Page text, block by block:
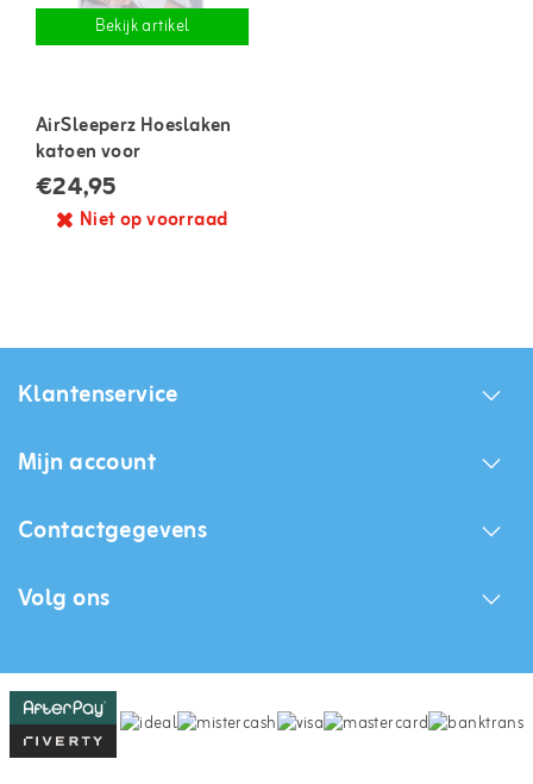
Bekijk artikel
AirSleeperz Hoeslaken
katoen voor
tweepersoons
luchtmatras
€24,95
Niet op voorraad
Klantenservice
Mijn account
Contactgegevens
Volg ons